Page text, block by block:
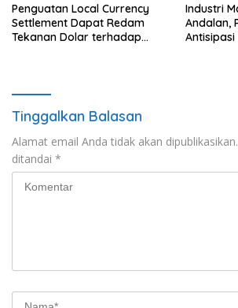
Penguatan Local Currency
Settlement Dapat Redam
Tekanan Dolar terhadap
Industri
Andalan,
Antisipasi
Tinggalkan Balasan
Alamat email Anda tidak akan dipublikasikan.
ditandai *